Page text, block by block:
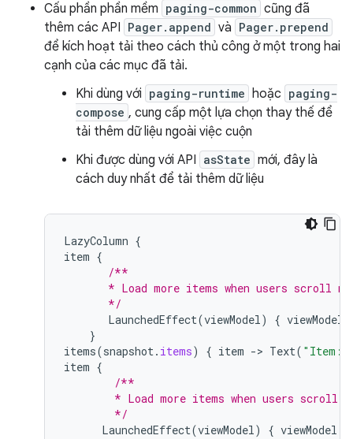
Cấu phần phần mềm paging-common cũng đã
thêm các API Pager.append và Pager.prepend
để kích hoạt tải theo cách thủ công ở một trong hai
cạnh của các mục đã tải.
Khi dùng với paging-runtime hoặc paging-
compose , cung cấp một lựa chọn thay thế để
tải thêm dữ liệu ngoài việc cuộn
Khi được dùng với API asState mới, đây là
cách duy nhất để tải thêm dữ liệu
LazyColumn {
item {
/**
* Load more items when users scroll
       */
LaunchedEffect(viewModel) { viewModel
}
items(snapshot. items) { item -> Text( "Item:
item {
/**
* Load more items when users scroll
        */
LaunchedEffect(viewModel) { viewModel